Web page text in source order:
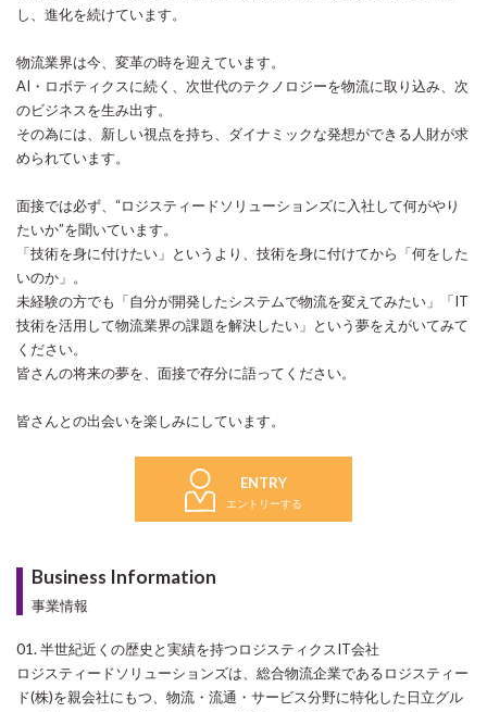
し、進化を続けています。
物流業界は今、変革の時を迎えています。
AI・ロボティクスに続く、次世代のテクノロジーを物流に取り込み、次
のビジネスを生み出す。
その為には、新しい視点を持ち、ダイナミックな発想ができる人財が求
められています。
面接では必ず、“ロジスティードソリューションズに入社して何がやり
たいか”を聞いています。
「技術を身に付けたい」というより、技術を身に付けてから「何をした
いのか」。
未経験の方でも「自分が開発したシステムで物流を変えてみたい」「IT
技術を活用して物流業界の課題を解決したい」という夢をえがいてみて
ください。
皆さんの将来の夢を、面接で存分に語ってください。
皆さんとの出会いを楽しみにしています。
ENTRY
エントリーする
Business Information
事業情報
01. 半世紀近くの歴史と実績を持つロジスティクスIT会社
ロジスティードソリューションズは、総合物流企業であるロジスティー
ド(株)を親会社にもつ、物流・流通・サービス分野に特化した日立グル